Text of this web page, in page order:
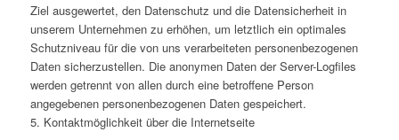
Ziel ausgewertet, den Datenschutz und die Datensicherheit in
unserem Unternehmen zu erhöhen, um letztlich ein optimales
Schutzniveau für die von uns verarbeiteten personenbezogenen
Daten sicherzustellen. Die anonymen Daten der Server-Logfiles
werden getrennt von allen durch eine betroffene Person
angegebenen personenbezogenen Daten gespeichert.
5. Kontaktmöglichkeit über die Internetseite